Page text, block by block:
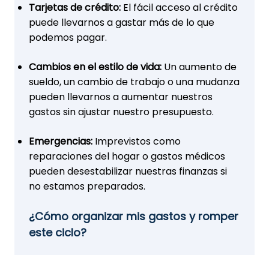
Tarjetas de crédito: El fácil acceso al crédito
puede llevarnos a gastar más de lo que
podemos pagar.
Cambios en el estilo de vida: Un aumento de
sueldo, un cambio de trabajo o una mudanza
pueden llevarnos a aumentar nuestros
gastos sin ajustar nuestro presupuesto.
Emergencias: Imprevistos como
reparaciones del hogar o gastos médicos
pueden desestabilizar nuestras finanzas si
no estamos preparados.
¿Cómo organizar mis gastos y romper
este ciclo?